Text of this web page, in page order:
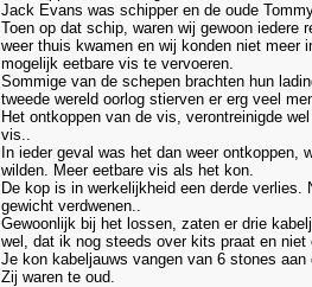
Jack Evans was schipper en de oude
Toen op dat schip, waren wij gewoon
weer thuis kwamen en wij konden niet meer
mogelijk eetbare vis te vervoeren.
Sommige van de schepen brachten hun
tweede wereld oorlog stierven er erg veel
Het ontkoppen van de vis, verontreinigde
vis..
In ieder geval was het dan weer
wilden. Meer eetbare vis als het kon.
De kop is in werkelijkheid een derde
gewicht verdwenen..
Gewoonlijk bij het lossen, zaten er drie
wel, dat ik nog steeds over kits praat en
Je kon kabeljauws vangen van 6 stones
Zij waren te oud.